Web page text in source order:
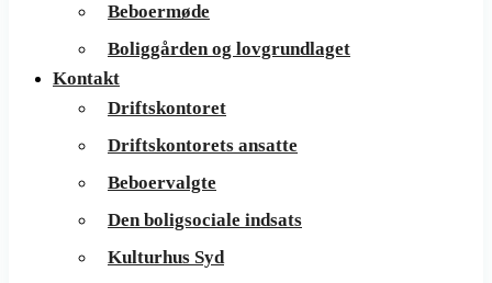
Beboermøde
Boliggården og lovgrundlaget
Kontakt
Driftskontoret
Driftskontorets ansatte
Beboervalgte
Den boligsociale indsats
Kulturhus Syd